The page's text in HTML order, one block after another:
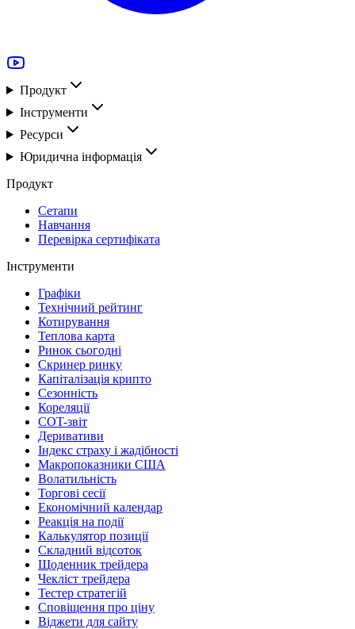
Продукт
Інструменти
Ресурси
Юридична інформація
Продукт
Сетапи
Навчання
Перевірка сертифіката
Інструменти
Графіки
Технічний рейтинг
Котирування
Теплова карта
Ринок сьогодні
Скринер ринку
Капіталізація крипто
Сезонність
Кореляції
COT-звіт
Деривативи
Індекс страху і жадібності
Макропоказники США
Волатильність
Торгові сесії
Економічний календар
Реакція на події
Калькулятор позиції
Складний відсоток
Щоденник трейдера
Чекліст трейдера
Тестер стратегій
Сповіщення про ціну
Віджети для сайту